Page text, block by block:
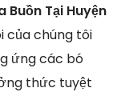
Buồn Tại Huyện
của chúng tôi
ứng các bó
thức tuyệt